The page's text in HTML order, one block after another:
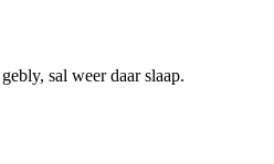
sal weer daar slaap.